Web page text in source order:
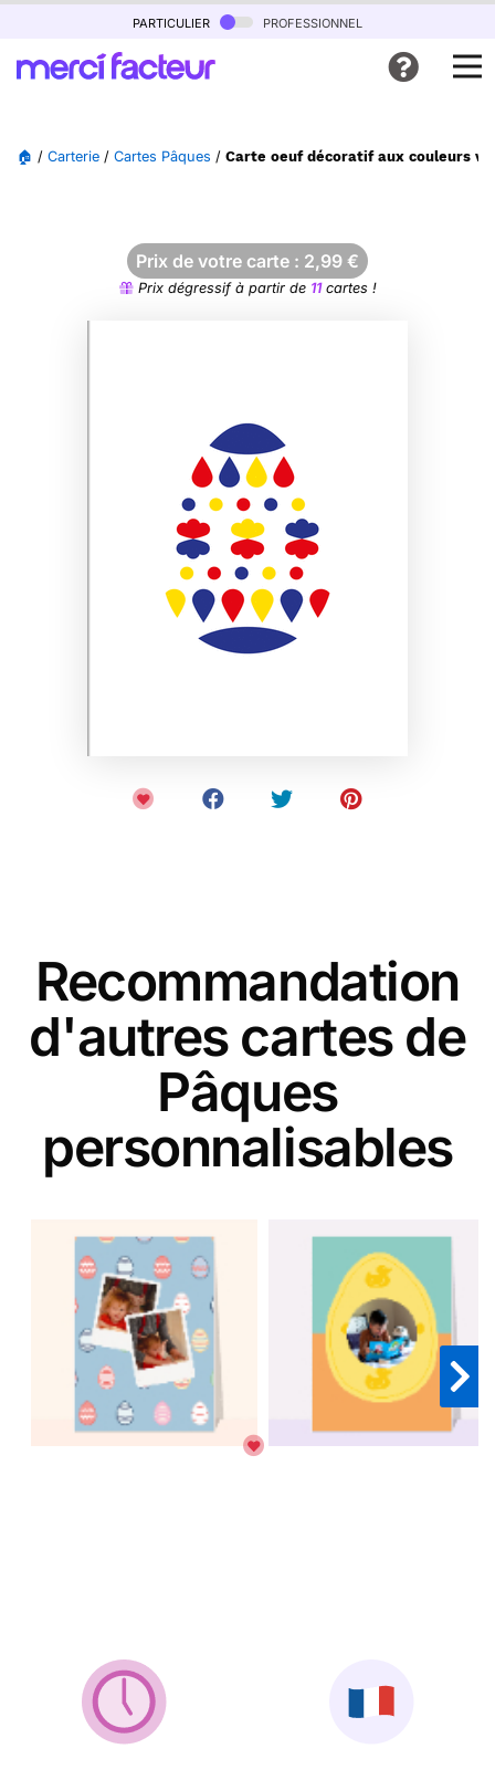
particulier professionnel
🏠 / Carterie / Cartes Pâques / Carte oeuf décoratif aux couleurs
Prix de votre carte : 2,99 €
Prix dégressif à partir de 11cartes !
Recommandation
d'autres cartes de
Pâques
personnalisables